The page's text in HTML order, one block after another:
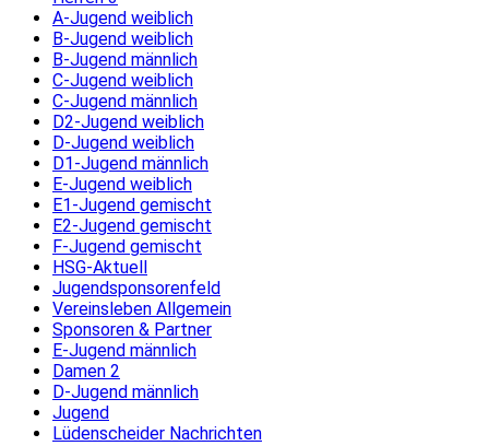
A-Jugend weiblich
B-Jugend weiblich
B-Jugend männlich
C-Jugend weiblich
C-Jugend männlich
D2-Jugend weiblich
D-Jugend weiblich
D1-Jugend männlich
E-Jugend weiblich
E1-Jugend gemischt
E2-Jugend gemischt
F-Jugend gemischt
HSG-Aktuell
Jugendsponsorenfeld
Vereinsleben Allgemein
Sponsoren & Partner
E-Jugend männlich
Damen 2
D-Jugend männlich
Jugend
Lüdenscheider Nachrichten